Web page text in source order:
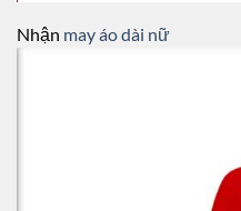
Nhận may áo dài nữ